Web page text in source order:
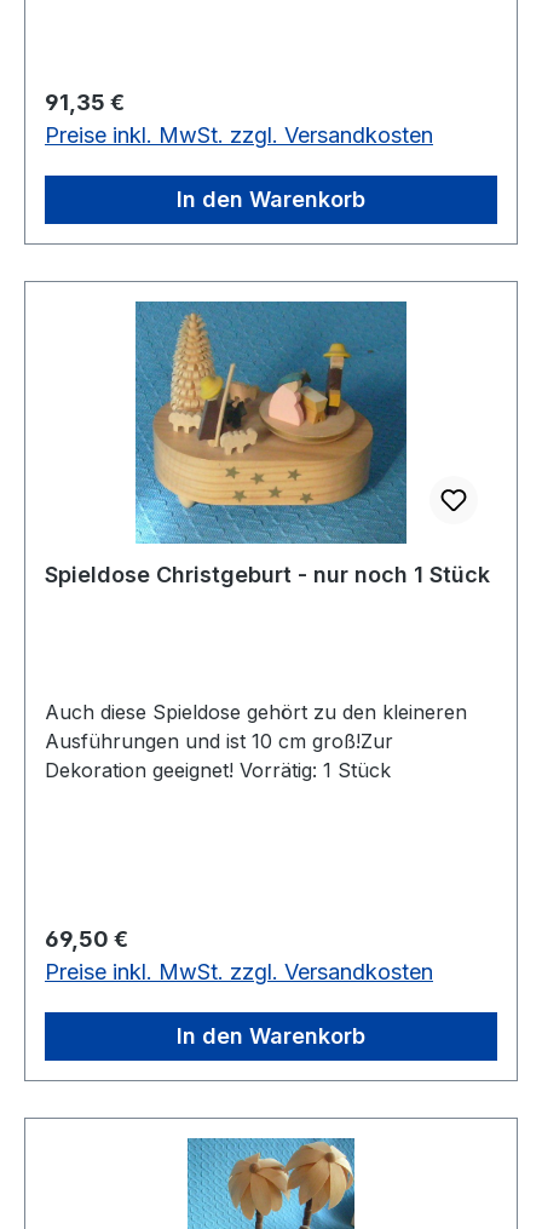
Regulärer Preis:
91,35 €
Preise inkl. MwSt. zzgl. Versandkosten
In den Warenkorb
Spieldose Christgeburt - nur noch 1 Stück
Auch diese Spieldose gehört zu den kleineren
Ausführungen und ist 10 cm groß!Zur
Dekoration geeignet! Vorrätig: 1 Stück
Regulärer Preis:
69,50 €
Preise inkl. MwSt. zzgl. Versandkosten
In den Warenkorb